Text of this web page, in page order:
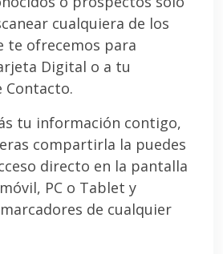
cualquiera de los
te ofrecemos para
Digital o a tu
Contacto.
tu información contigo,
compartirla la puedes
directo en la pantalla
PC o Tablet y
de cualquier